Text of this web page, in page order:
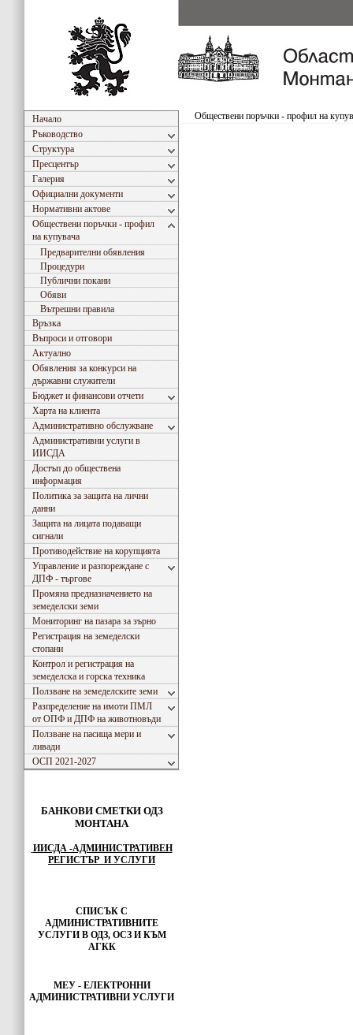
Начало
Ръководство
Структура
Пресцентър
Галерия
Официални документи
Нормативни актове
Обществени поръчки - профил
на купувача
Предварителни обявления
Процедури
Публични покани
Обяви
Вътрешни правила
Връзка
Въпроси и отговори
Актуално
Обявления за конкурси на
държавни служители
Бюджет и финансови отчети
Харта на клиента
Административно обслужване
Административни услуги в
ИИСДА
Достъп до обществена
информация
Политика за защита на лични
данни
Защита на лицата подаващи
сигнали
Противодействие на корупцията
Управление и разпореждане с
ДПФ - търгове
Промяна предназначението на
земеделски земи
Мониторинг на пазара за зърно
Регистрация на земеделски
стопани
Контрол и регистрация на
земеделска и горска техника
Ползване на земеделските земи
Разпределение на имоти ПМЛ
от ОПФ и ДПФ на животновъди
Ползване на пасища мери и
ливади
ОСП 2021-2027
БАНКОВИ СМЕТКИ ОДЗ
МОНТАНА
ИИСДА -АДМИНИСТРАТИВЕН
РЕГИСТЪР И УСЛУГИ
СПИСЪК С
АДМИНИСТРАТИВНИТЕ
УСЛУГИ В ОДЗ, ОСЗ И КЪМ
АГКК
МЕУ - ЕЛЕКТРОННИ
АДМИНИСТРАТИВНИ УСЛУГИ
Обществени поръчки - профил на